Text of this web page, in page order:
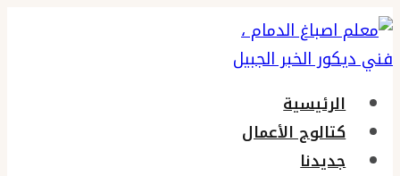
التجاوز
إلى
المحتوى
الرئيسية
كتالوج الأعمال
جديدنا